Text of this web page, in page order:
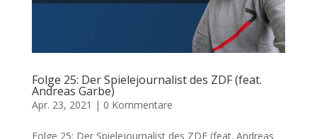
Folge 25: Der Spielejournalist des ZDF (feat.
Andreas Garbe)
Apr. 23, 2021 | 0 Kommentare
Folge 25: Der Spielejournalist des ZDF (feat. Andreas